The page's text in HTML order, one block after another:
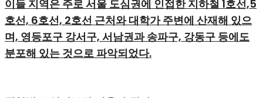
이들 지역은 주로 서울 도심권에 인접한 지하철 1호선,5
호선, 6호선, 2호선 근처와 대학가 주변에 산재해 있으
며, 영등포구 강서구, 서남권과 송파구, 강동구 등에도
분포해 있는 것으로 파악되었다.